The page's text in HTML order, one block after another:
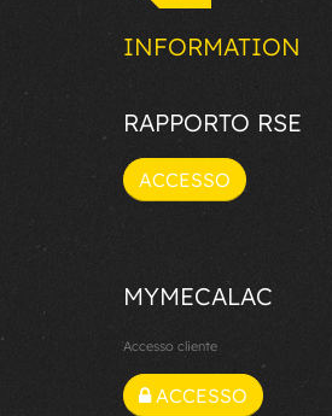
INFORMATION
RAPPORTO RSE
ACCESSO
MYMECALAC
Accesso cliente
ACCESSO